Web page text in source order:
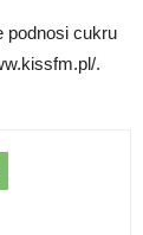
podnosi cukru
.